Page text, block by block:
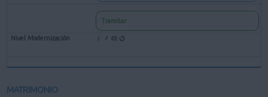
Tramitar
MATRIMONIO